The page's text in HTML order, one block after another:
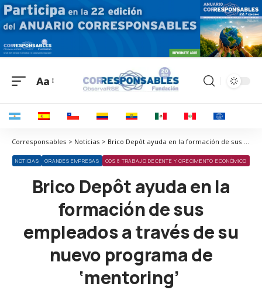
Aa
Corresponsables > Noticias > Brico Depôt ayuda en la formación de sus empleados a través de su nuevo programa de ‘mentoring’
NOTICIAS GRANDES EMPRESAS ODS 8 TRABAJO DECENTE Y CRECIMIENTO ECONÓMICO
Brico Depôt ayuda en la
formación de sus
empleados a través de su
nuevo programa de
‘mentoring’